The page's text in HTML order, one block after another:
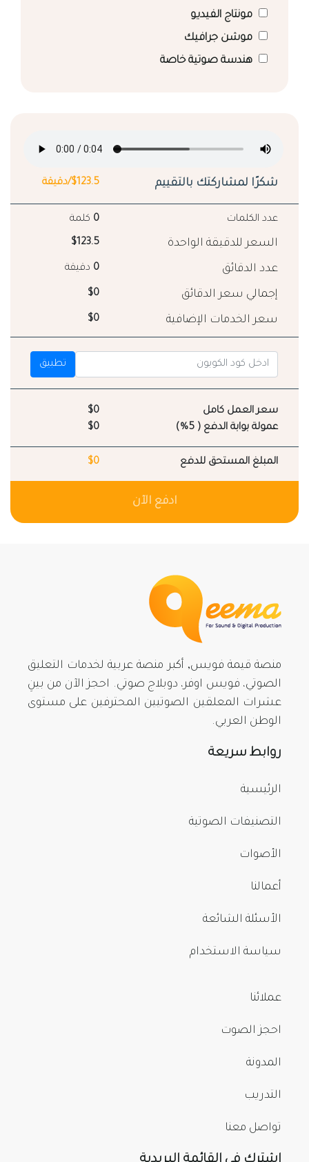
مونتاج الفيديو
موشن جرافيك
هندسة صوتية خاصة
شكرًا لمشاركتك بالتقييم $123.5/دقيقة
عدد الكلمات 0 كلمة
السعر للدقيقة الواحدة $123.5
عدد الدقائق 0 دقيقة
إجمالي سعر الدقائق $0
سعر الخدمات الإضافية $0
تطبيق
سعر العمل كامل
$0
عمولة بوابة الدفع ( 5%)
$0
المبلغ المستحق للدفع $0
ادفع الآن
منصة قيمة فويس, أكبر منصة عربية لخدمات التعليق
الصوتي، فويس اوفر، دوبلاج صوتي. احجز الآن من بينِ
عشرات المعلقين الصوتيين المحترفين على مستوى
الوطن العربي.
روابط سريعة
الرئيسية
التصنيفات الصوتية
الأصوات
أعمالنا
الأسئلة الشائعة
سياسة الاستخدام
عملائنا
احجز الصوت
المدونة
التدريب
تواصل معنا